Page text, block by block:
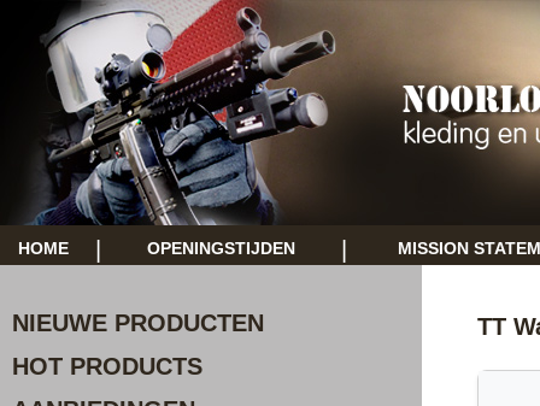
HOME OPENINGSTIJDEN MISSION
NIEUWE PRODUCTEN
HOT PRODUCTS
TT